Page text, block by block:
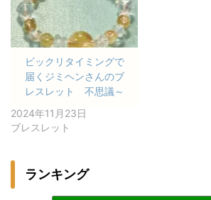
ビックリタイミングで
届くジミヘンさんのブ
レスレット 不思議～
2024年11月23日
ブレスレット
ランキング